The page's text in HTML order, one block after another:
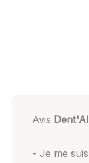
Avis
- Je me